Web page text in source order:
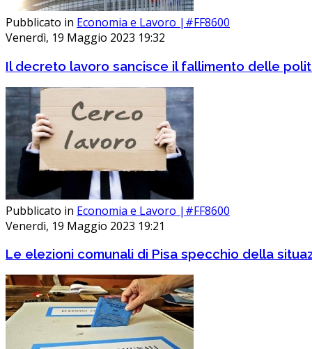
Pubblicato in Economia e Lavoro |#FF8600
Venerdì, 19 Maggio 2023 19:32
Il decreto lavoro sancisce il fallimento delle
Pubblicato in Economia e Lavoro |#FF8600
Venerdì, 19 Maggio 2023 19:21
Le elezioni comunali di Pisa specchio della